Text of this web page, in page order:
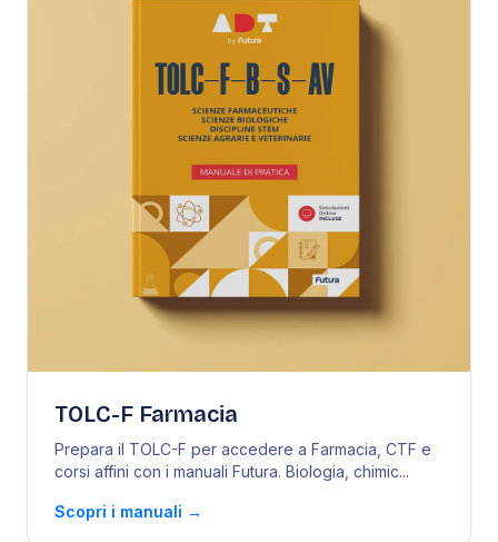
TOLC-F Farmacia
Prepara il TOLC-F per accedere a Farmacia, CTF e
corsi affini con i manuali Futura. Biologia, chimic...
Scopri i manuali →